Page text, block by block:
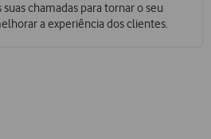
chamadas para tornar o seu
a experiência dos clientes.